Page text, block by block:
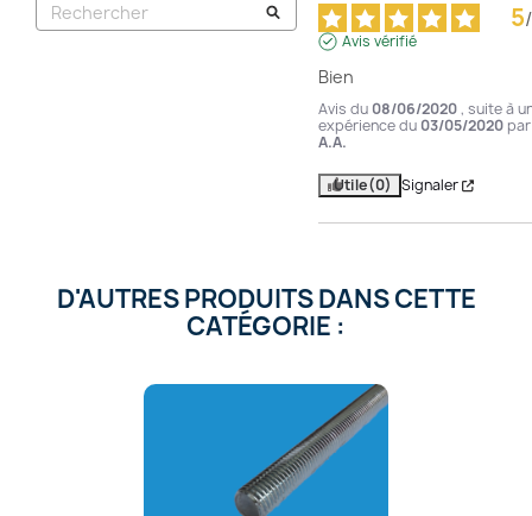
5/
Avis vérifié
Bien
Avis du 08/06/2020, suite à
expérience du 03/05/2020 par
A.A.
Utile(0) Signaler
D'AUTRES PRODUITS DANS CETTE
CATÉGORIE :